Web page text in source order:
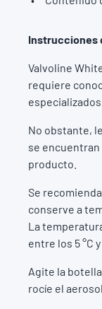
Instrucciones
Valvoline
requiere
especializados.
No obstante,
se
producto.
Se
conserve a
La
entre los 5 °C y
Agite la
rocíe el